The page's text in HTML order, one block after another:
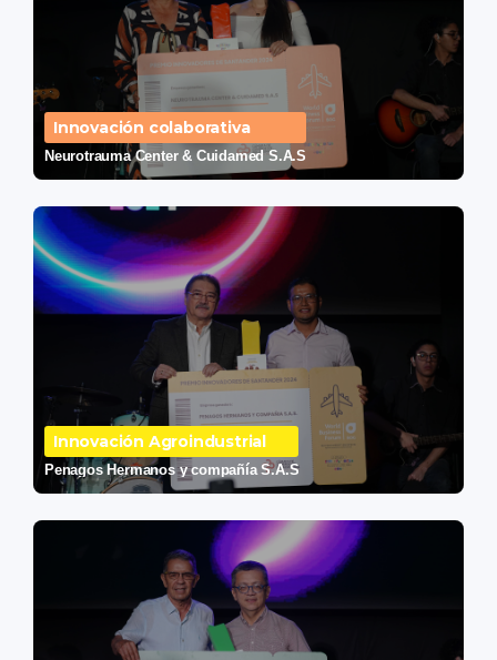
Innovación colaborativa
Neurotrauma Center & Cuidamed S.A.S
Innovación Agroindustrial
Penagos Hermanos y compañía S.A.S